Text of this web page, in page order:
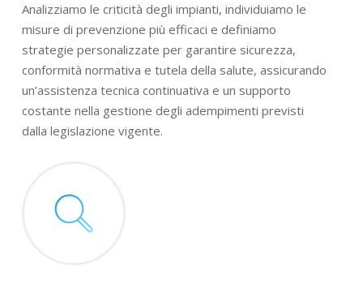
Analizziamo le criticità degli impianti, individuiamo le
misure di prevenzione più efficaci e definiamo
strategie personalizzate per garantire sicurezza,
conformità normativa e tutela della salute, assicurando
un’assistenza tecnica continuativa e un supporto
costante nella gestione degli adempimenti previsti
dalla legislazione vigente.